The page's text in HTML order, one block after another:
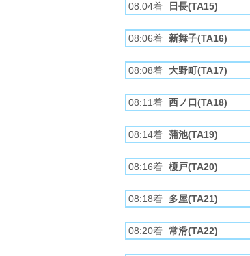
08:04着 日長(TA15)
08:06着 新舞子(TA16)
08:08着 大野町(TA17)
08:11着 西ノ口(TA18)
08:14着 蒲池(TA19)
08:16着 榎戸(TA20)
08:18着 多屋(TA21)
08:20着 常滑(TA22)